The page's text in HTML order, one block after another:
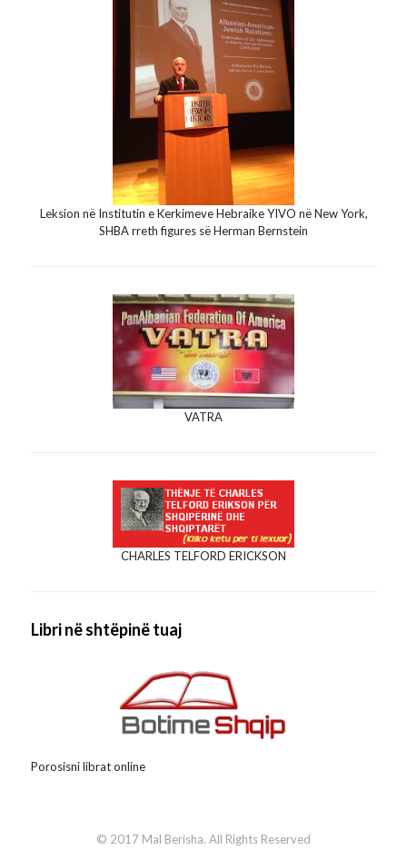
Leksion në Institutin e Kerkimeve Hebraike YIVO në New York,
SHBA rreth figures së Herman Bernstein
VATRA
CHARLES TELFORD ERICKSON
Libri në shtëpinë tuaj
Porosisni librat online
© 2017 Mal Berisha. All Rights Reserved